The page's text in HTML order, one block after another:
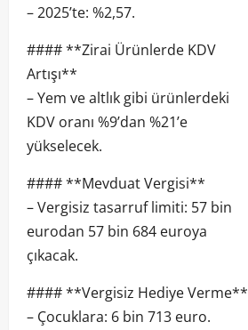
– 2025’te: %2,57.
#### **Zirai Ürünlerde KDV
Artışı**
– Yem ve altlık gibi ürünlerdeki
KDV oranı %9’dan %21’e
yükselecek.
#### **Mevduat Vergisi**
– Vergisiz tasarruf limiti: 57 bin
eurodan 57 bin 684 euroya
çıkacak.
#### **Vergisiz Hediye Verme**
– Çocuklara: 6 bin 713 euro.